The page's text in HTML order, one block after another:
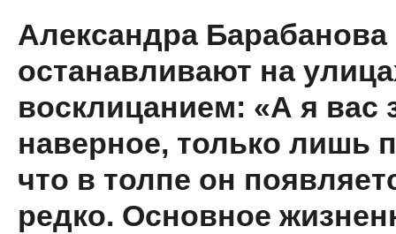
Александра
останавливают на
восклицанием: «А я вас
наверное, только лишь
что в толпе он
редко. Основное